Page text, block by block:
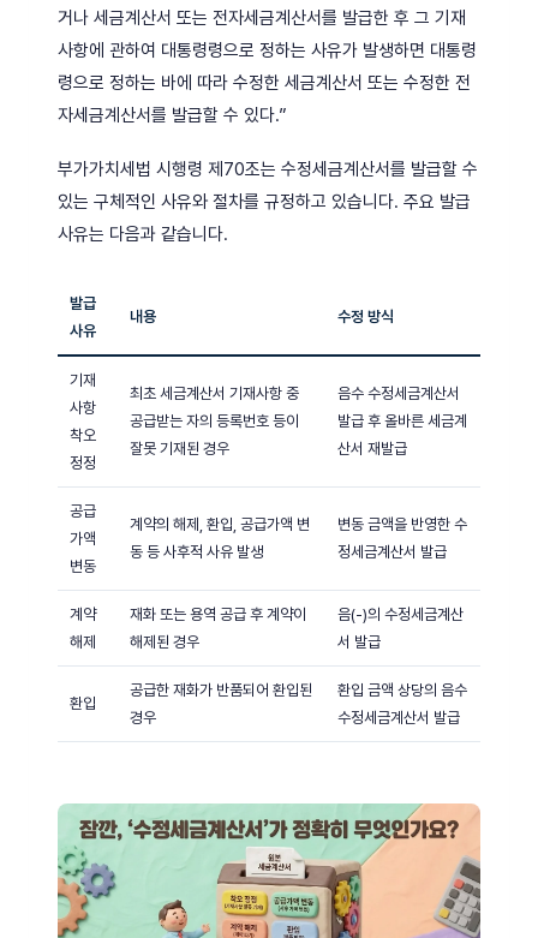
거나 세금계산서 또는 전자세금계산서를 발급한 후 그 기재
사항에 관하여 대통령령으로 정하는 사유가 발생하면 대통령
령으로 정하는 바에 따라 수정한 세금계산서 또는 수정한 전
자세금계산서를 발급할 수 있다.”
부가가치세법 시행령 제70조는 수정세금계산서를 발급할 수
있는 구체적인 사유와 절차를 규정하고 있습니다. 주요 발급
사유는 다음과 같습니다.
발급
사유
내용 수정 방식
기재
사항
착오
정정
최초 세금계산서 기재사항 중
공급받는 자의 등록번호 등이
잘못 기재된 경우
음수 수정세금계산서
발급 후 올바른 세금계
산서 재발급
공급
가액
변동
계약의 해제, 환입, 공급가액 변
동 등 사후적 사유 발생
변동 금액을 반영한 수
정세금계산서 발급
계약
해제
재화 또는 용역 공급 후 계약이
해제된 경우
음(-)의 수정세금계산
서 발급
환입
공급한 재화가 반품되어 환입된
경우
환입 금액 상당의 음수
수정세금계산서 발급